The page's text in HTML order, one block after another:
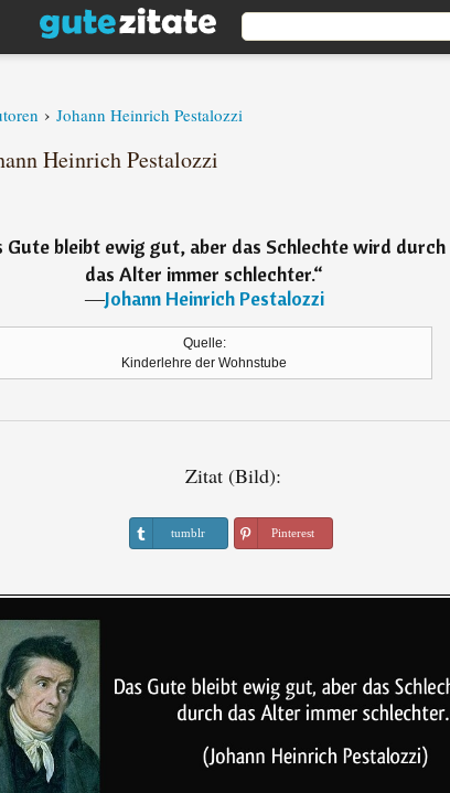
› Johann Heinrich Pestalozzi
Heinrich Pestalozzi
Gute bleibt ewig gut, aber das Schlechte wird durch
das Alter immer schlechter.“
―Johann Heinrich Pestalozzi
Quelle:
Kinderlehre der Wohnstube
Zitat (Bild):
tumblr Pinterest